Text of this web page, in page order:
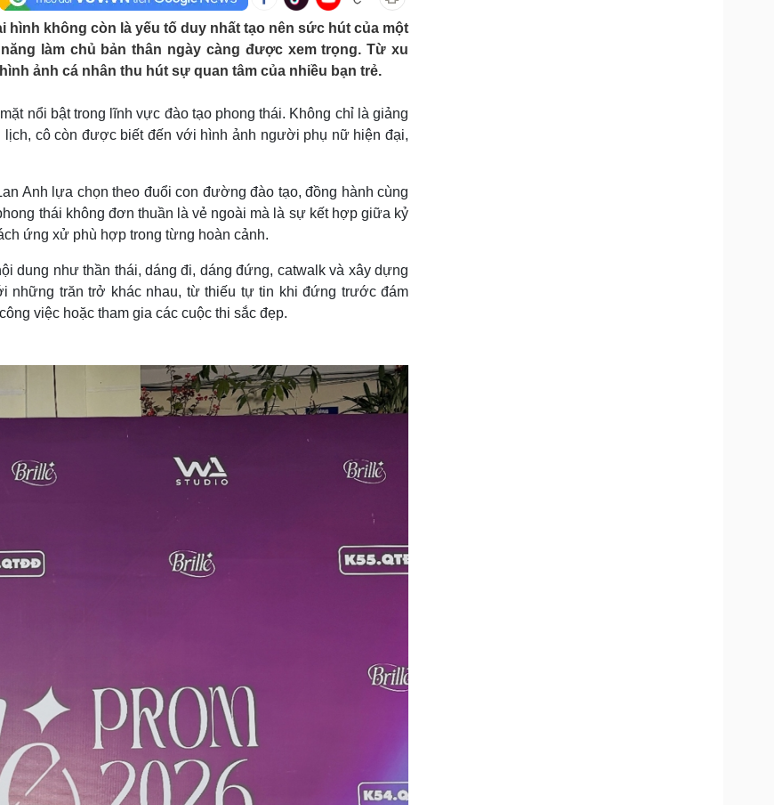
Bóng đá
Lịch thi đấu bóng đá
Thế giới thể thao
eSports
Ô tô
Xe máy
Tư vấn
Thông tin doanh nghiệp
Doanh nghiệp 24h
Doanh nhân
Vì cộng đồng
Văn hóa
Sân khấu - Điện ảnh
Di sản
Giải trí
Nghệ sĩ
Du lịch
Tư vấn
hình không còn là yếu tố duy nhất tạo nên sức hút của một
làm chủ bản thân ngày càng được xem trọng. Từ xu
ảnh cá nhân thu hút sự quan tâm của nhiều bạn trẻ.
nổi bật trong lĩnh vực đào tạo phong thái. Không chỉ là giảng
cô còn được biết đến với hình ảnh người phụ nữ hiện đại,
Anh lựa chọn theo đuổi con đường đào tạo, đồng hành cùng
thái không đơn thuần là vẻ ngoài mà là sự kết hợp giữa kỷ
ứng xử phù hợp trong từng hoàn cảnh.
dung như thần thái, dáng đi, dáng đứng, catwalk và xây dựng
những trăn trở khác nhau, từ thiếu tự tin khi đứng trước đám
việc hoặc tham gia các cuộc thi sắc đẹp.